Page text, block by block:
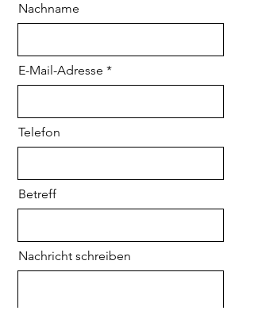
Nachname
E-Mail-Adresse
Telefon
Betreff
Nachricht schreiben